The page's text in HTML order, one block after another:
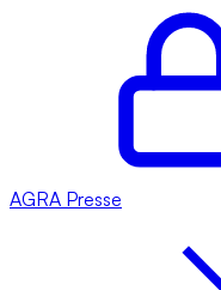
AGRA Presse